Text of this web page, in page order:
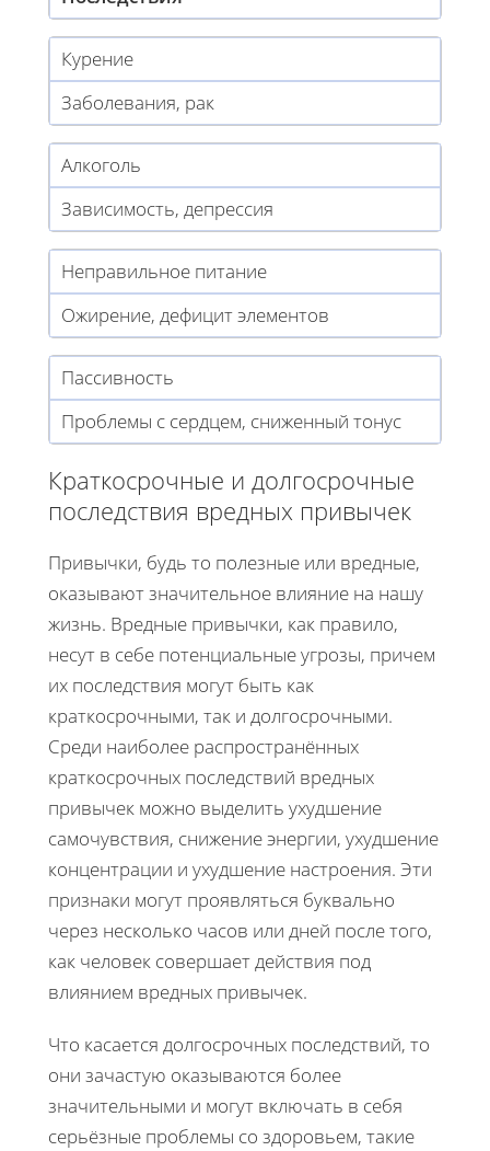
Курение
Заболевания, рак
Алкоголь
Зависимость, депрессия
Неправильное питание
Ожирение, дефицит элементов
Пассивность
Проблемы с сердцем, сниженный тонус
Краткосрочные и долгосрочные
последствия вредных привычек
Привычки, будь то полезные или вредные,
оказывают значительное влияние на нашу
жизнь. Вредные привычки, как правило,
несут в себе потенциальные угрозы, причем
их последствия могут быть как
краткосрочными, так и долгосрочными.
Среди наиболее распространённых
краткосрочных последствий вредных
привычек можно выделить ухудшение
самочувствия, снижение энергии, ухудшение
концентрации и ухудшение настроения. Эти
признаки могут проявляться буквально
через несколько часов или дней после того,
как человек совершает действия под
влиянием вредных привычек.
Что касается долгосрочных последствий, то
они зачастую оказываются более
значительными и могут включать в себя
серьёзные проблемы со здоровьем, такие